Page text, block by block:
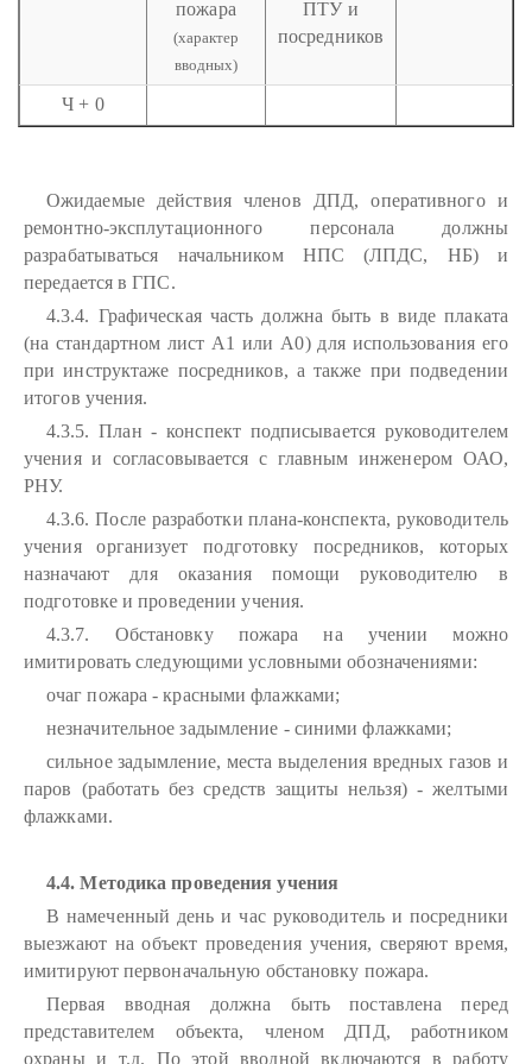
пожара
(характер
вводных)
ПТУ и
посредников
Ч + 0
Ожидаемые действия членов ДПД, оперативного и
ремонтно-эксплутационного персонала должны
разрабатываться начальником НПС (ЛПДС, НБ) и
передается в ГПС.
4.3.4. Графическая часть должна быть в виде плаката
(на стандартном лист А1 или А0) для использования его
при инструктаже посредников, а также при подведении
итогов учения.
4.3.5. План - конспект подписывается руководителем
учения и согласовывается с главным инженером ОАО,
РНУ.
4.3.6. После разработки плана-конспекта, руководитель
учения организует подготовку посредников, которых
назначают для оказания помощи руководителю в
подготовке и проведении учения.
4.3.7. Обстановку пожара на учении можно
имитировать следующими условными обозначениями:
очаг пожара - красными флажками;
незначительное задымление - синими флажками;
сильное задымление, места выделения вредных газов и
паров (работать без средств защиты нельзя) - желтыми
флажками.
4.4. Методика проведения учения
В намеченный день и час руководитель и посредники
выезжают на объект проведения учения, сверяют время,
имитируют первоначальную обстановку пожара.
Первая вводная должна быть поставлена перед
представителем объекта, членом ДПД, работником
охраны и т.д. По этой вводной включаются в работу